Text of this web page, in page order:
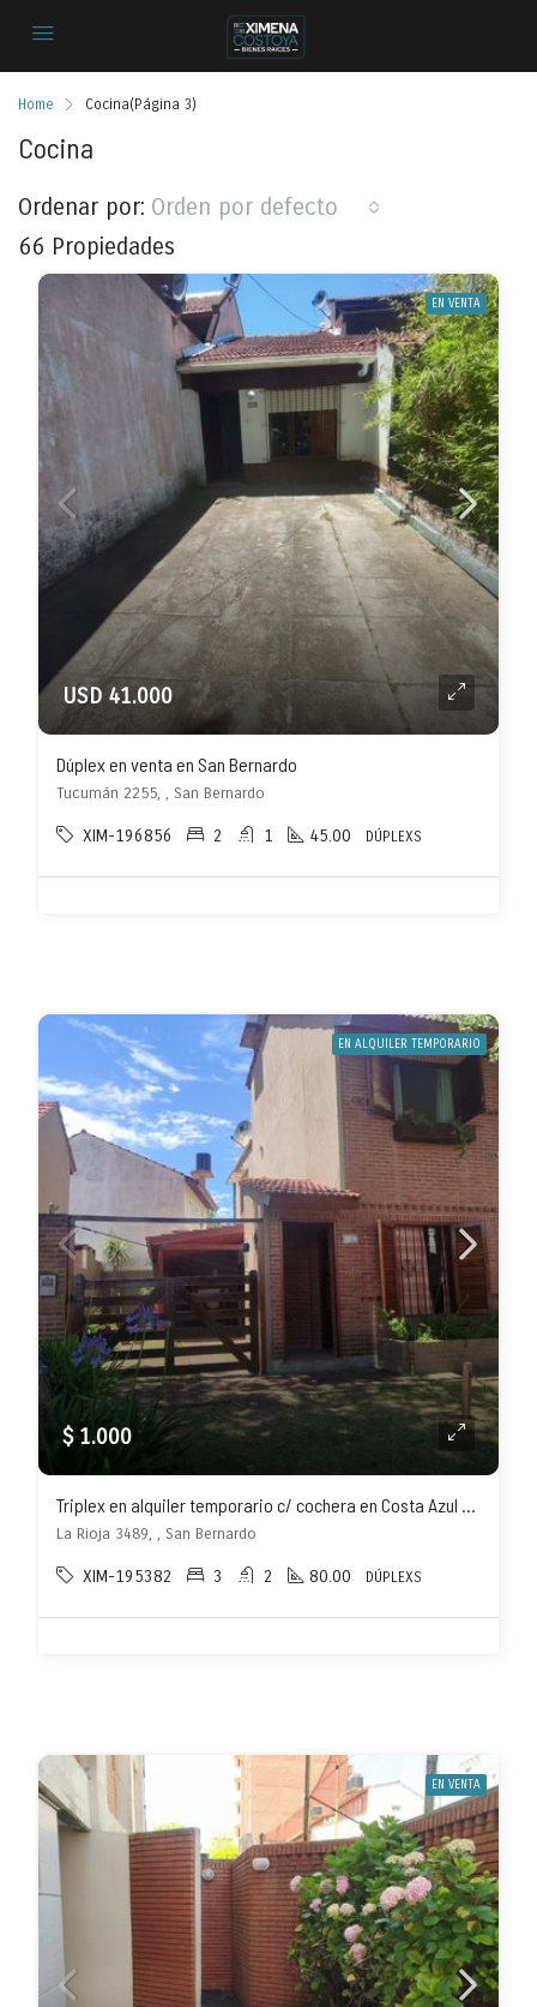
Home Cocina(Página 3)
Cocina
66 Propiedades
Ordenar por: Orden por defecto
EN VENTA
USD 41.000
Dúplex en venta en San Bernardo
Tucumán 2255, , San Bernardo
XIM-196856 2 1 45.00 DÚPLEXS
EN ALQUILER TEMPORARIO
$ 1.000
Triplex en alquiler temporario c/ cochera en Costa Azul – San Bernardo
La Rioja 3489, , San Bernardo
XIM-195382 3 2 80.00 DÚPLEXS
EN VENTA